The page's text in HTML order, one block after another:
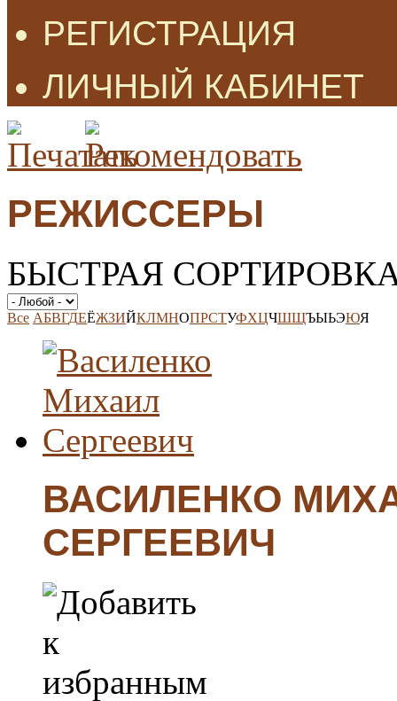
РЕГИСТРАЦИЯ
ЛИЧНЫЙ КАБИНЕТ
РЕЖИССЕРЫ
БЫСТРАЯ
Все АБВГДЕЁЖЗИЙКЛМНОПРСТУФХЦЧШЩЪЫЬЭЮЯ
ВАСИЛЕНКО
СЕРГЕЕВИЧ